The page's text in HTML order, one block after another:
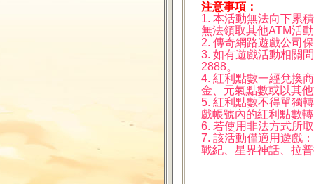
注意事項：
1. 本活動無法向下累
無法領取其他ATM活
2. 傳奇網路遊戲公司
3. 如有遊戲活動相關
2888。
4. 紅利點數一經兌換
金、元氣點數或以其
5. 紅利點數不得單獨
戲帳號內的紅利點數
6. 若使用非法方式所
7. 該活動僅適用遊戲
戰紀、星界神話、拉